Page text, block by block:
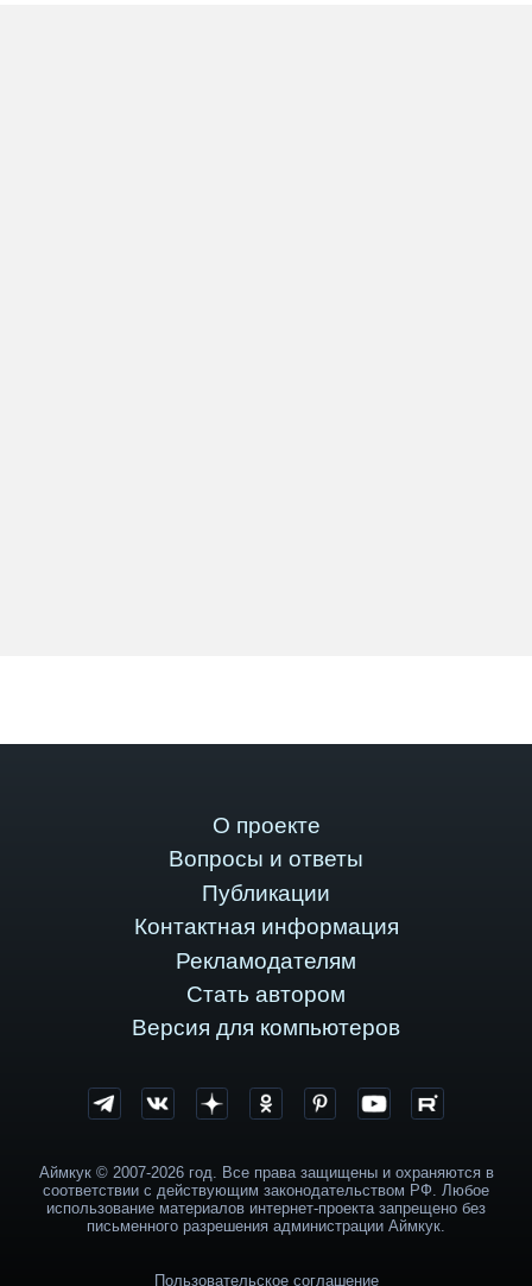
О проекте
Вопросы и ответы
Публикации
Контактная информация
Рекламодателям
Стать автором
Версия для компьютеров
Аймкук © 2007-2026 год. Все права защищены и охраняются в
соответствии с действующим законодательством РФ. Любое
использование материалов интернет-проекта запрещено без
письменного разрешения администрации Аймкук.
Пользовательское соглашение